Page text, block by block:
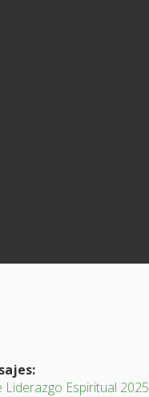
Liderazgo Espiritual 2025